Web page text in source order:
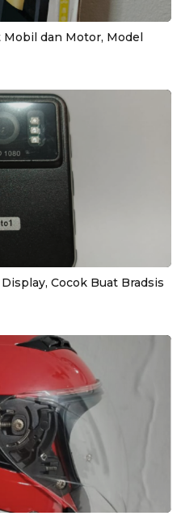
dan Motor, Model
Cocok Buat Bradsis